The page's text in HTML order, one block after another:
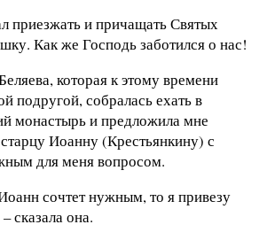
приезжать и причащать Святых
Как же Господь заботился о нас!
которая к этому времени
подругой, собралась ехать в
монастырь и предложила мне
Иоанну (Крестьянкину) с
для меня вопросом.
сочтет нужным, то я привезу
сказала она.